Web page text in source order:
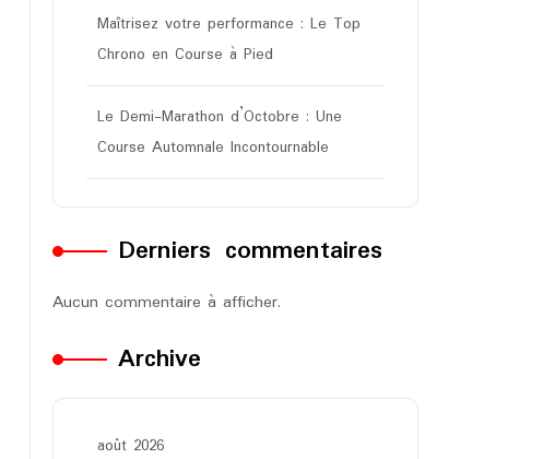
Maîtrisez votre performance : Le Top
Chrono en Course à Pied
Le Demi-Marathon d’Octobre : Une
Course Automnale Incontournable
Derniers commentaires
Aucun commentaire à afficher.
Archive
août 2026